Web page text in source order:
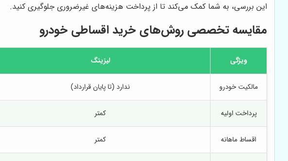
این بررسی، به شما کمک می‌کند تا از پرداخت هزینه‌های غیرضروری جلوگیری کنید.
مقایسه تخصصی روش‌های خرید اقساطی خودرو
ویژگی لیزینگ
مالکیت خودرو ندارد (تا پایان قرارداد)
پرداخت اولیه کمتر
اقساط ماهانه کمتر